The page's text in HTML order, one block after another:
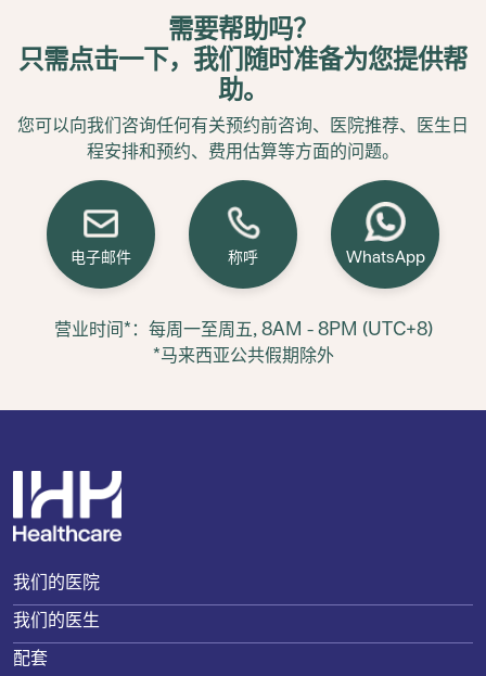
需要帮助吗？
只需点击一下，我们随时准备为您提供帮
助。
您可以向我们咨询任何有关预约前咨询、医院推荐、医生日
程安排和预约、费用估算等方面的问题。
电子邮件 称呼 WhatsApp
营业时间*：每周一至周五, 8AM - 8PM (UTC+8)
*马来西亚公共假期除外
我们的医院
我们的医生
配套